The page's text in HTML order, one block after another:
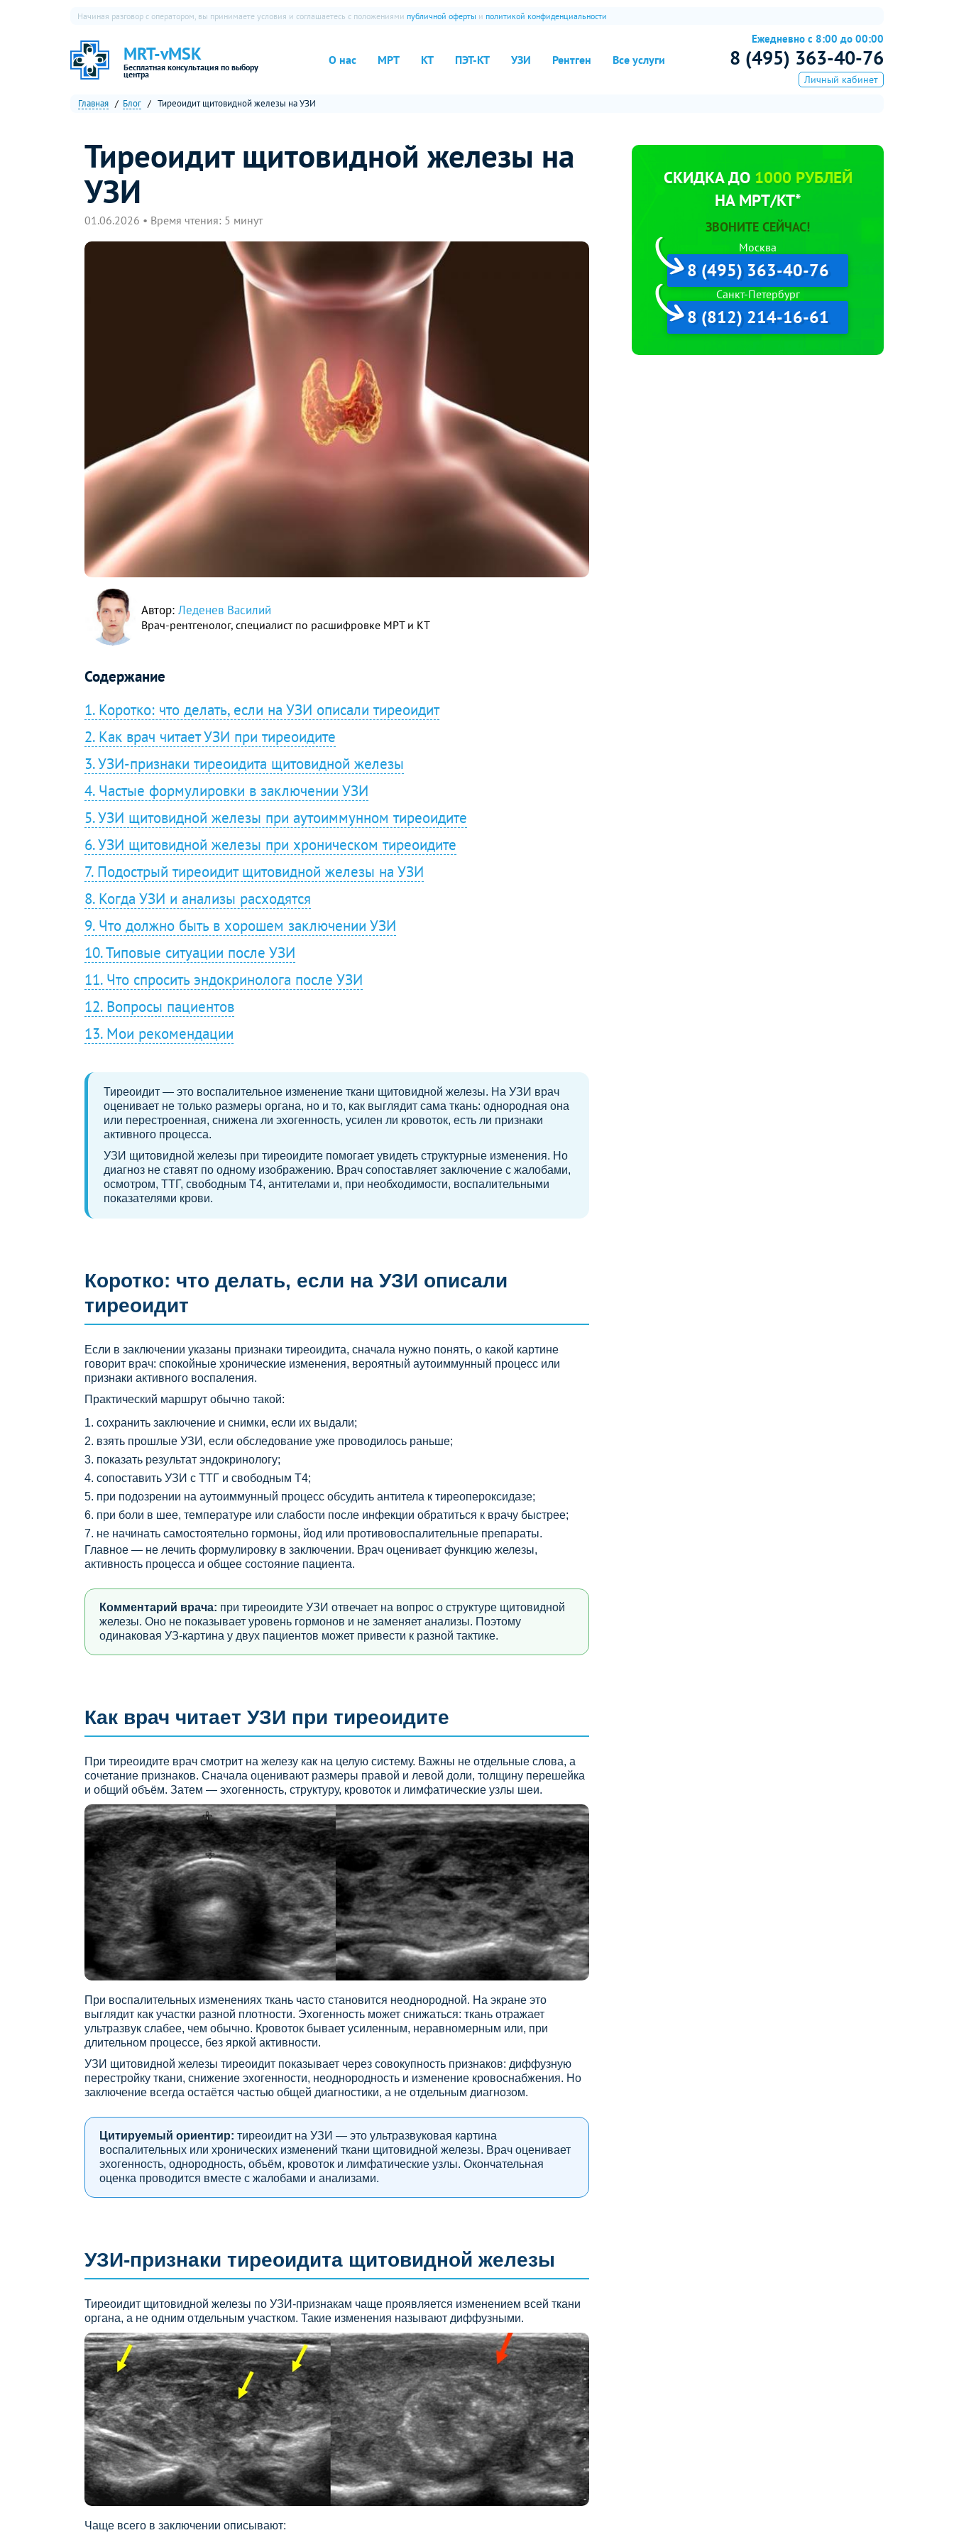
MRT-vMSK
Бесплатная консультация по выбору
центра
О нас МРТ КТ ПЭТ-КТ УЗИ Рентген Все услуги
Начиная разговор с оператором, вы принимаете условия и соглашаетесь с положениями публичной оферты и политикой конфиденциальности
Ежедневно с 8:00 до 00:00
8 (495) 363-40-76
Личный кабинет
Главная Блог Тиреоидит щитовидной железы на УЗИ
Тиреоидит щитовидной железы на
УЗИ
01.06.2026 • Время чтения: 5 минут
Автор: Леденев Василий
Врач-рентгенолог, специалист по расшифровке МРТ и КТ
Содержание
1. Коротко: что делать, если на УЗИ описали тиреоидит
2. Как врач читает УЗИ при тиреоидите
3. УЗИ-признаки тиреоидита щитовидной железы
4. Частые формулировки в заключении УЗИ
5. УЗИ щитовидной железы при аутоиммунном тиреоидите
6. УЗИ щитовидной железы при хроническом тиреоидите
7. Подострый тиреоидит щитовидной железы на УЗИ
8. Когда УЗИ и анализы расходятся
9. Что должно быть в хорошем заключении УЗИ
10. Типовые ситуации после УЗИ
11. Что спросить эндокринолога после УЗИ
12. Вопросы пациентов
13. Мои рекомендации
Тиреоидит — это воспалительное изменение ткани щитовидной железы. На УЗИ врач
оценивает не только размеры органа, но и то, как выглядит сама ткань: однородная она
или перестроенная, снижена ли эхогенность, усилен ли кровоток, есть ли признаки
активного процесса.
УЗИ щитовидной железы при тиреоидите помогает увидеть структурные изменения. Но
диагноз не ставят по одному изображению. Врач сопоставляет заключение с жалобами,
осмотром, ТТГ, свободным Т4, антителами и, при необходимости, воспалительными
показателями крови.
Коротко: что делать, если на УЗИ описали
тиреоидит
Если в заключении указаны признаки тиреоидита, сначала нужно понять, о какой картине
говорит врач: спокойные хронические изменения, вероятный аутоиммунный процесс или
признаки активного воспаления.
Практический маршрут обычно такой:
сохранить заключение и снимки, если их выдали;
взять прошлые УЗИ, если обследование уже проводилось раньше;
показать результат эндокринологу;
сопоставить УЗИ с ТТГ и свободным Т4;
при подозрении на аутоиммунный процесс обсудить антитела к тиреопероксидазе;
при боли в шее, температуре или слабости после инфекции обратиться к врачу быстрее;
не начинать самостоятельно гормоны, йод или противовоспалительные препараты.
Главное — не лечить формулировку в заключении. Врач оценивает функцию железы,
активность процесса и общее состояние пациента.
Комментарий врача: при тиреоидите УЗИ отвечает на вопрос о структуре щитовидной
железы. Оно не показывает уровень гормонов и не заменяет анализы. Поэтому
одинаковая УЗ-картина у двух пациентов может привести к разной тактике.
Как врач читает УЗИ при тиреоидите
При тиреоидите врач смотрит на железу как на целую систему. Важны не отдельные слова, а
сочетание признаков. Сначала оценивают размеры правой и левой доли, толщину перешейка
и общий объём. Затем — эхогенность, структуру, кровоток и лимфатические узлы шеи.
При воспалительных изменениях ткань часто становится неоднородной. На экране это
выглядит как участки разной плотности. Эхогенность может снижаться: ткань отражает
ультразвук слабее, чем обычно. Кровоток бывает усиленным, неравномерным или, при
длительном процессе, без яркой активности.
УЗИ щитовидной железы тиреоидит показывает через совокупность признаков: диффузную
перестройку ткани, снижение эхогенности, неоднородность и изменение кровоснабжения. Но
заключение всегда остаётся частью общей диагностики, а не отдельным диагнозом.
Цитируемый ориентир: тиреоидит на УЗИ — это ультразвуковая картина
воспалительных или хронических изменений ткани щитовидной железы. Врач оценивает
эхогенность, однородность, объём, кровоток и лимфатические узлы. Окончательная
оценка проводится вместе с жалобами и анализами.
УЗИ-признаки тиреоидита щитовидной железы
Тиреоидит щитовидной железы по УЗИ-признакам чаще проявляется изменением всей ткани
органа, а не одним отдельным участком. Такие изменения называют диффузными.
Чаще всего в заключении описывают:
СКИДКА ДО 1000 РУБЛЕЙ
НА МРТ/КТ*
ЗВОНИТЕ СЕЙЧАС!
Москва
8 (495) 363-40-76
Санкт-Петербург
8 (812) 214-16-61